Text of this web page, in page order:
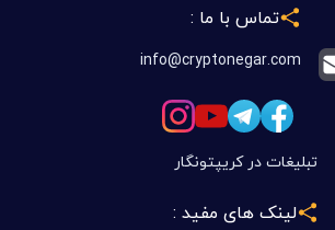
تماس با ما :
info@cryptonegar.com
تبلیغات در کریپتونگار
لینک های مفید :